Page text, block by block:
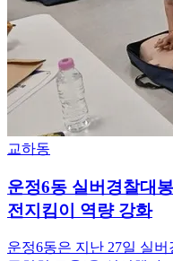
교하동
운정6동 실버경찰대
전지킴이 역량 강화
운정6동은 지난 27일 실